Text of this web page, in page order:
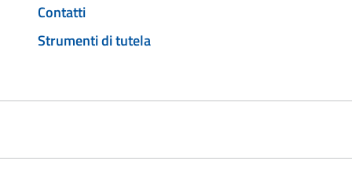
Contatti
Strumenti di tutela